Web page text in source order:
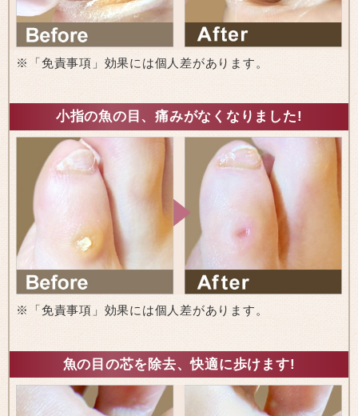
※「免責事項」効果には個人差があります。
小指の魚の目、痛みがなくなりました!
※「免責事項」効果には個人差があります。
魚の目の芯を除去、快適に歩けます!